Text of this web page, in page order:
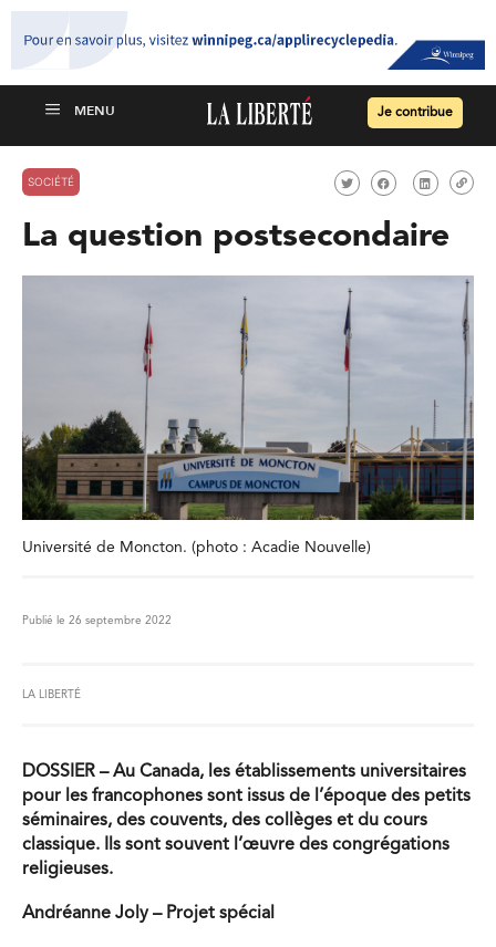
Je contribue
SOCIÉTÉ
La question postsecondaire
Université de Moncton. (photo : Acadie Nouvelle)
Publié le 26 septembre 2022
LA LIBERTÉ
DOSSIER – Au Canada, les établissements universitaires
pour les francophones sont issus de l’époque des petits
séminaires, des couvents, des collèges et du cours
classique. Ils sont souvent l’œuvre des congrégations
religieuses.
Andréanne Joly – Projet spécial